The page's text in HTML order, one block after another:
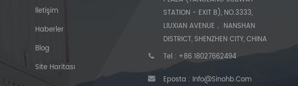
İletişim
Haberler
Blog
Site Haritası
STATION - EXIT B), NO.3333,
LIUXIAN AVENUE， NANSHAN
DISTRICT, SHENZHEN CITY, CHINA
Tel : +86 18027662494
Eposta : Info@sinohb.com